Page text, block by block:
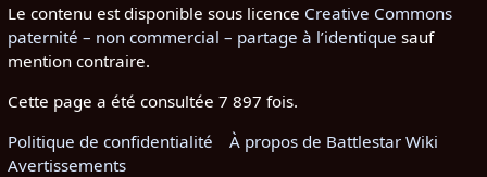
Le contenu est disponible sous licence Creative Commons
paternité – non commercial – partage à l’identique sauf
mention contraire.
Cette page a été consultée 7 897 fois.
Politique de confidentialité
À propos de Battlestar Wiki
Avertissements